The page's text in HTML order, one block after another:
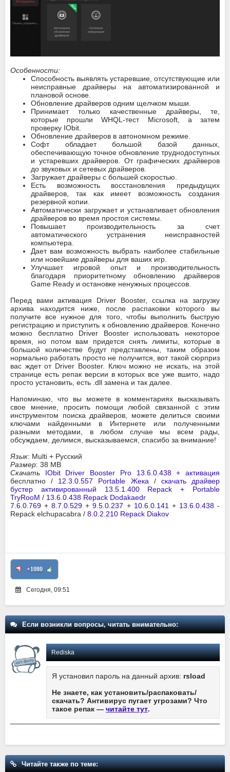
Особенности:
Способность выявлять устаревшие, отсутствующие или
неисправные драйверы на автоматизированной и
плановой основе.
Обновление драйверов одним щелчком мыши.
Принимает только качественные драйверы, те,
которые прошли WHQL-тест Microsoft, а затем
проверку IObit.
Обновление драйверов в автономном режиме.
Софт обладает большой базой данных,
обеспечивающую точное обновление труднодоступных
и устаревших драйверов. От графических драйверов
до звуковых и сетевых драйверов.
Загружает драйверы с большей скоростью.
Есть возможность восстановления предыдущих
драйверов, так как имеет возможность создания
резервной копии.
Автоматически загружает и устанавливает обновления
драйверов во время простоя системы.
Повышает производительность за счет
автоматического устранения неисправностей
компьютера.
Дает вам возможность выбрать наиболее стабильные
или новейшие драйверы для ваших игр.
Улучшает игровой опыт и производительность
благодаря приоритетному обновлению драйверов
Game Ready и остановке ненужных процессов.
Перед вами активация Driver Booster, ссылка на загрузку
архива находится ниже, после распаковки которого вы
получите все нужное для того, чтобы выполнить быструю
регистрацию и приступить к обновлению драйверов. Конечно
можно бесплатно Driver Booster использовать некоторое
время, но потом вам придется снять лимиты, которые в
большой количестве будут представлены, таким образом
нормально работать просто не получится, вот такой сюрприз
вас ждет от Driver Booster. Ключ можно не искать, на этой
странице есть репак версии в которых все уже вшито, надо
просто установить, есть .dll замена и так далее.
Напоминаю, что вы можете в комментариях высказывать
свое мнение, просить помощи любой связанной с этим
инструментом поиска драйверов, можете делиться своими
ключами найденными в Интернете или полученными
разными методами, в любом случае мы всем рады,
обсуждаем, делимся, высказываемся, спасибо за внимание!
Язык: Multi + Русский
Размер: 38 MB
Скачать IObit Driver Booster Pro 13.6.0.438 + активация
бесплатно / 12.3.0.557 Portable Жека/ скачать драйвер
бустер активированный 13.5.1.400 Repack + Portable
TryRooM / 13.6.0.438 Repack Dodakaedr
7.6.0.769 +8.7.0.529 +9.5.0.237 + 10.6.0.141+ 13.6.0.438-
Repack elchupacabra / 8.0.2.210 Repack Diakov
+1080
Сегодня, 09:51
Если возникли вопросы, читать внимательно:
Rediska
Я установил пароль на данный архив: rsload
Не знаете, как установить/распаковать/
скачать? Антивирус пугает угрозами? Что
такое репак — читайте тут.
Читайте также по теме: